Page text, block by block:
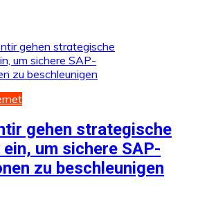
gehen strategische
um sichere SAP-
zu beschleunigen